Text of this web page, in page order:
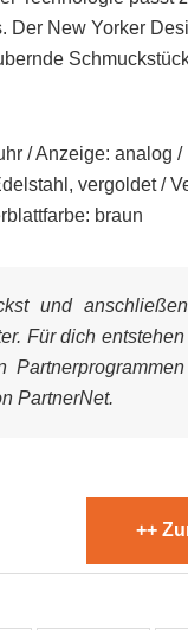
Der New Yorker
/ Anzeige: analog
vergoldet /
braun
und
Für dich
PartnerNet.
++